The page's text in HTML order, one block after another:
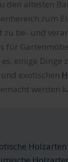
den ältesten
zum
zu be- und
für
einige Dinge
exotischen
werden